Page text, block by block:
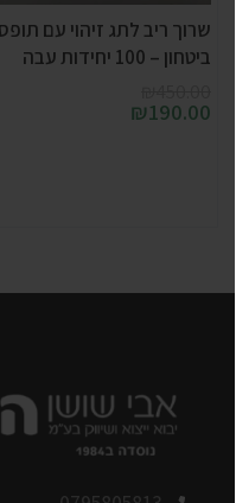
שרוך ריב לתג זיהוי עם
ביטחון – 100 יחידות עבה
₪190.00